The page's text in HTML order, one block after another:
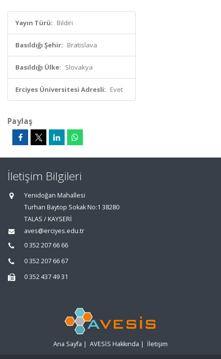
Yayın Türü: Bildiri
Basıldığı Şehir: Bratislava
Basıldığı Ülke: Slovakya
Erciyes Üniversitesi Adresli: Evet
Paylaş
İletişim Bilgileri
Yenidoğan Mahallesi
Turhan Baytop Sokak No:1 38280
TALAS / KAYSERİ
aves@erciyes.edu.tr
0 352 207 66 66
0 352 207 66 67
0 352 437 49 31
Ana Sayfa | AVESİS Hakkında | İletişim